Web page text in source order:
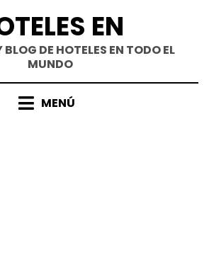
EN
DE HOTELES EN TODO EL
MUNDO
MENÚ